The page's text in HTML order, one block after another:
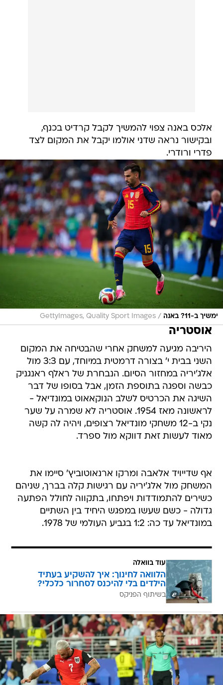
אלכס באנה צפוי להמשיך לקבל קרדיט בכנף,
ובקישור נראה שדני אולמו יקבל את המקום לצד
פדרי ורודרי.
ימשיך ב-11? באנה /
GettyImages, Quality Sport Images
אוסטריה
היריבה מגיעה למשחק אחרי שהבטיחה את המקום
השני בבית י' בצורה דרמטית במיוחד, עם 3:3 מול
אלג'יריה במחזור הסיום. הנבחרת של ראלף ראנגניק
כבשה וספגה בתוספת הזמן, אבל בסופו של דבר
השיגה את הכרטיס לשלב הנוקאאוט במונדיאל -
לראשונה מאז 1954. אוסטריה לא שמרה על שער
נקי ב-12 משחקי מונדיאל רצופים, ויהיה לה קשה
מאוד לעשות זאת דווקא מול ספרד.
אף שדייויד אלאבה ומרקו ארנאוטוביץ' סיימו את
המשחק מול אלג'יריה עם רגישות קלה בברך, שניהם
כשירים להתמודדות ויפתחו, בתקווה לחולל הפתעה
גדולה - כשם שעשו במפגש היחיד בין השתיים
במונדיאל עד כה: 1:2 בגביע העולמי של 1978.
עוד בוואלה
הלוואה לחינוך: איך להשקיע בעתיד
הילדים בלי להיכנס לסחרור כלכלי?
בשיתוף הפניקס